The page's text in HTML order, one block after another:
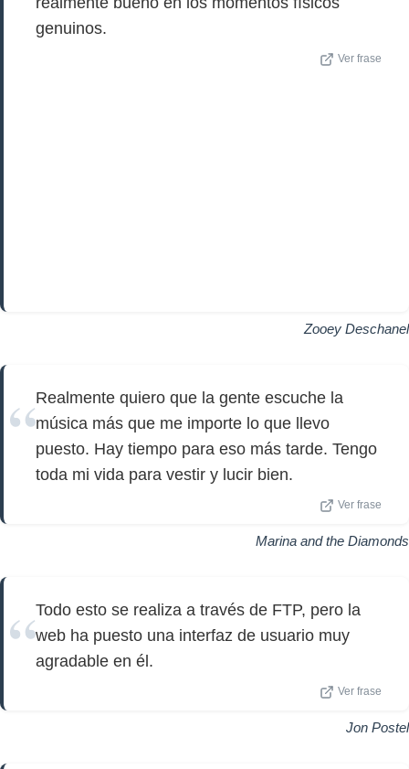
genuinos.
Ver frase
Zooey Deschanel
Realmente quiero que la gente escuche la
música más que me importe lo que llevo
puesto. Hay tiempo para eso más tarde. Tengo
toda mi vida para vestir y lucir bien.
Ver frase
Marina and the Diamonds
Todo esto se realiza a través de FTP, pero la
web ha puesto una interfaz de usuario muy
agradable en él.
Ver frase
Jon Postel